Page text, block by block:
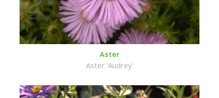
Aster
Aster 'Audrey'